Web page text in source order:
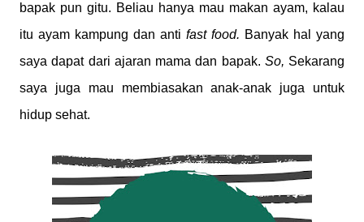
bapak pun gitu. Beliau hanya mau makan ayam, kalau
itu ayam kampung dan anti fast food. Banyak hal yang
saya dapat dari ajaran mama dan bapak. So, Sekarang
saya juga mau membiasakan anak-anak juga untuk
hidup sehat.